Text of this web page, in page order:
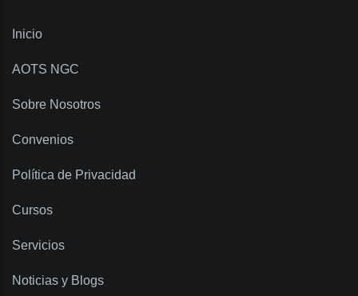
Inicio
AOTS NGC
Sobre Nosotros
Convenios
Política de Privacidad
Cursos
Servicios
Noticias y Blogs